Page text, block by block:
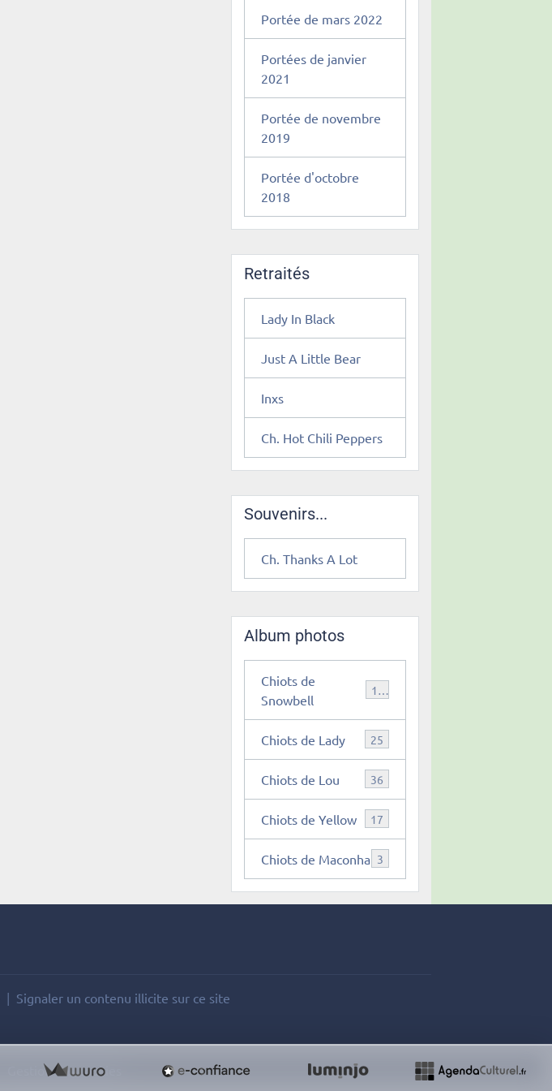
Portée de mars 2022
Portées de janvier
2021
Portée de novembre
2019
Portée d'octobre
2018
Retraités
Lady In Black
Just A Little Bear
Inxs
Ch. Hot Chili Peppers
Souvenirs...
Ch. Thanks A Lot
Album photos
Chiots de
Snowbell
Chiots de Lady 25
Chiots de Lou 36
Chiots de Yellow 17
Chiots de Maconha 3
Signaler un contenu illicite sur ce site
Gestion des cookies